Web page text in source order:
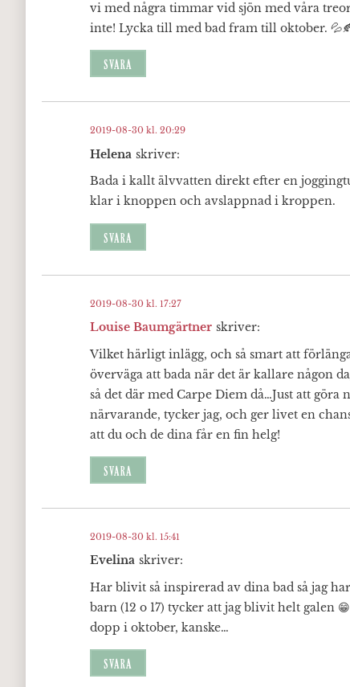
vi med några timmar vid sjön med våra
inte! Lycka till med bad fram till oktober.
SVARA
Helena skriver:
2019-08-30 kl. 20:29
Bada i kallt älvvatten direkt efter en
klar i knoppen och avslappnad i kroppen.
SVARA
Louise Baumgärtner skriver:
2019-08-30 kl. 17:27
Vilket härligt inlägg, och så smart att
överväga att bada när det är kallare någon
så det där med Carpe Diem då…Just att
närvarande, tycker jag, och ger livet en
att du och de dina får en fin helg!
SVARA
Evelina skriver:
2019-08-30 kl. 15:41
Har blivit så inspirerad av dina bad så jag
barn (12 o 17) tycker att jag blivit helt galen
dopp i oktober, kanske…
SVARA